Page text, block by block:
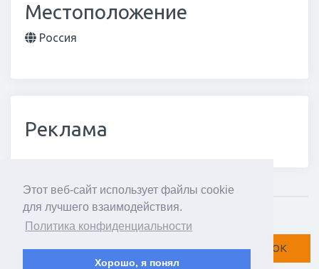
Этот веб-сайт использует файлы cookie
для лучшего взаимодействия.
Политика конфиденциальности
Хорошо, я понял
Местоположение
Россия
Реклама
Мнение про
Вконтакте Facebook Twitter ОК